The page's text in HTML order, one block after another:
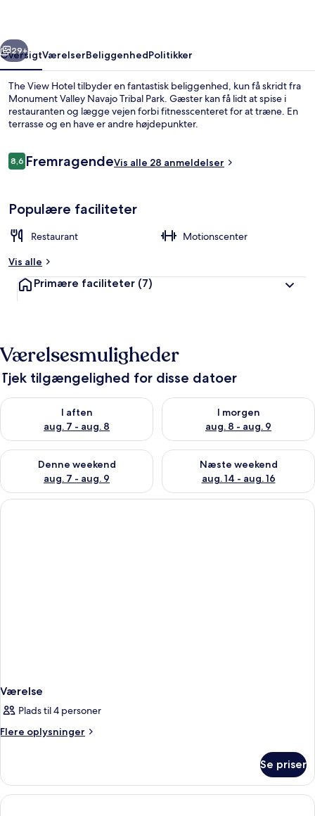
Næste
29+
OversigtVærelserBeliggenhedPolitikker
The View Hotel tilbyder en fantastisk beliggenhed, kun få skridt fra
Monument Valley Navajo Tribal Park. Gæster kan få lidt at spise i
restauranten og lægge vejen forbi fitnesscenteret for at træne. En
terrasse og en have er andre højdepunkter.
Anmeldelser
8,68,6 ud af 10.
FremragendeVis alle 28 anmeldelser
Populære faciliteter
Restaurant
Motionscenter
Vis alle
Primære faciliteter (7)
Værelsesmuligheder
Tjek tilgængelighed for disse datoer
I aften
aug. 7 - aug. 8
Tjek tilgængelighed for i aften aug. 7 - aug. 8
I morgen
aug. 8 - aug. 9
Tjek tilgængelighed for i
Denne weekend
aug. 7 - aug. 9
Tjek tilgængelighed for denne weekend aug. 7 - aug. 9
Næste weekend
aug. 14 - aug. 16
Tjek tilgængelighed for næste
Værelse
Plads til 4 personer
Flere oplysninger
Flere
Se priser